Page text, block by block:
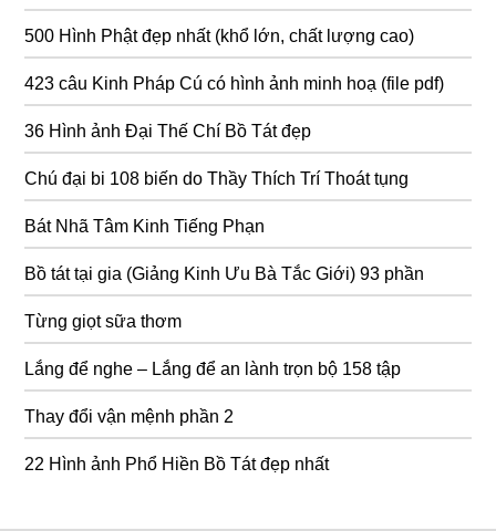
500 Hình Phật đẹp nhất (khổ lớn, chất lượng cao)
423 câu Kinh Pháp Cú có hình ảnh minh hoạ (file pdf)
36 Hình ảnh Đại Thế Chí Bồ Tát đẹp
Chú đại bi 108 biến do Thầy Thích Trí Thoát tụng
Bát Nhã Tâm Kinh Tiếng Phạn
Bồ tát tại gia (Giảng Kinh Ưu Bà Tắc Giới) 93 phần
Từng giọt sữa thơm
Lắng để nghe – Lắng để an lành trọn bộ 158 tập
Thay đổi vận mệnh phần 2
22 Hình ảnh Phổ Hiền Bồ Tát đẹp nhất